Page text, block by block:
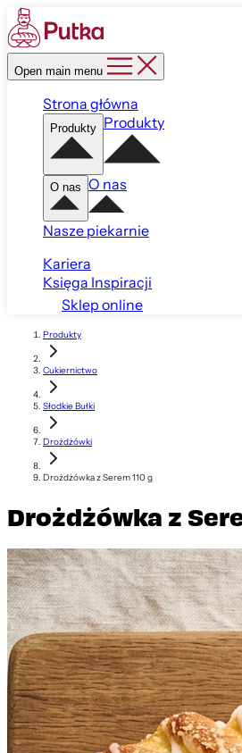
Open main menu
Strona główna
Produkty Produkty
O nas O nas
Nasze piekarnie
Kariera
Księga Inspiracji
Sklep online
Produkty
Cukiernictwo
Słodkie Bułki
Drożdżówki
Drożdżówka z Serem 110 g
Drożdżówka z